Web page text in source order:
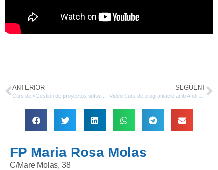
ANTERIOR SEGÜENT
Video Curs de programació amb Android Studio
FP Maria Rosa Molas
C/Mare Molas, 38